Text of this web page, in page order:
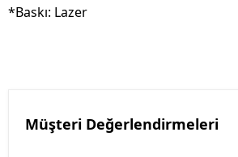
*Baskı: Lazer
Müşteri Değerlendirmeleri